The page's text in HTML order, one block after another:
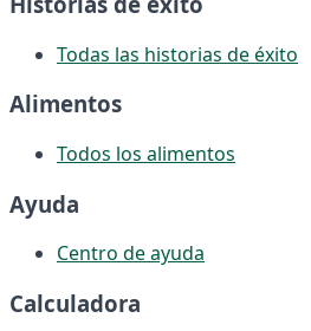
Todas las historias de éxito
Alimentos
Todos los alimentos
Ayuda
Centro de ayuda
Calculadora